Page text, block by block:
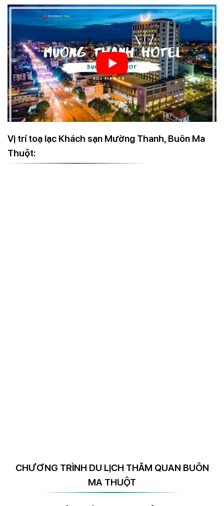
Vị trí toạ lạc Khách sạn Mường Thanh, Buôn Ma
Thuột:
CHƯƠNG TRÌNH DU LỊCH THĂM QUAN BUÔN
MA THUỘT